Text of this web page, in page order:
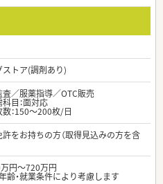
ストア(調剤あり)
／服薬指導／OTC販売
目：面対応
：150～200枚/日
をお持ちの方（取得見込みの方を含
円～720万円
齢・就業条件により考慮します